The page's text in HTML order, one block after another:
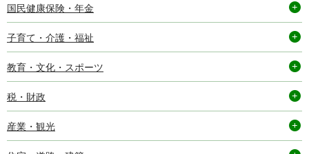
国民健康保険・年金
子育て・介護・福祉
教育・文化・スポーツ
税・財政
産業・観光